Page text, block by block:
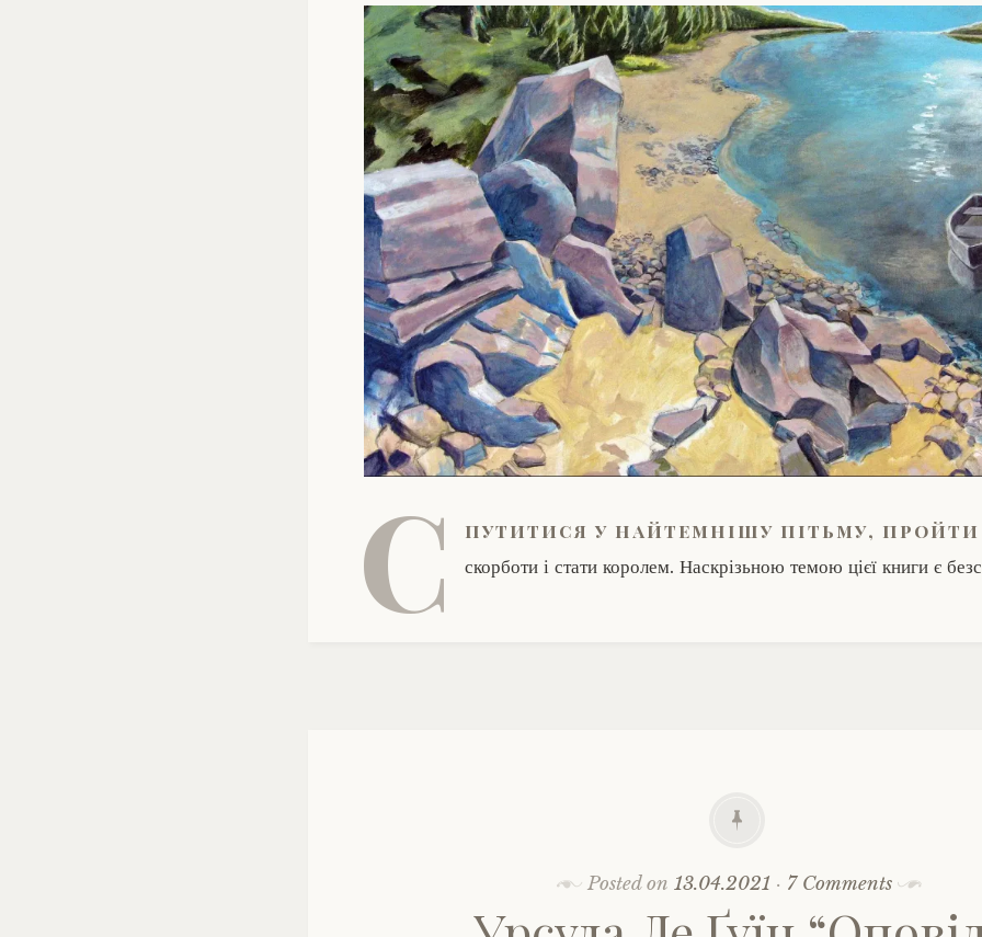
С путитися у найтемнішу пітьму,
скорботи і стати королем. Наскрізьною темою цієї книги є
Posted on13.04.2021 · 7 Comments